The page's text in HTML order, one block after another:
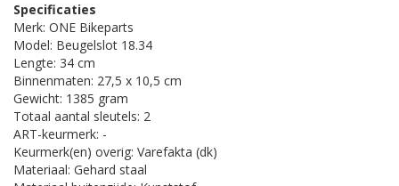
Specificaties
Merk: ONE Bikeparts
Model: Beugelslot 18.34
Lengte: 34 cm
Binnenmaten: 27,5 x 10,5 cm
Gewicht: 1385 gram
Totaal aantal sleutels: 2
ART-keurmerk: -
Keurmerk(en) overig: Varefakta (dk)
Materiaal: Gehard staal